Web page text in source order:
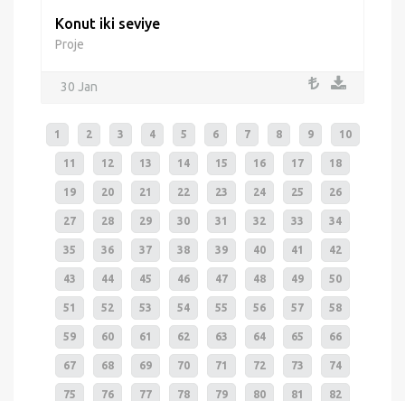
Konut iki seviye
Proje
30 Jan
1 2 3 4 5 6 7 8 9 10
11 12 13 14 15 16 17 18
19 20 21 22 23 24 25 26
27 28 29 30 31 32 33 34
35 36 37 38 39 40 41 42
43 44 45 46 47 48 49 50
51 52 53 54 55 56 57 58
59 60 61 62 63 64 65 66
67 68 69 70 71 72 73 74
75 76 77 78 79 80 81 82